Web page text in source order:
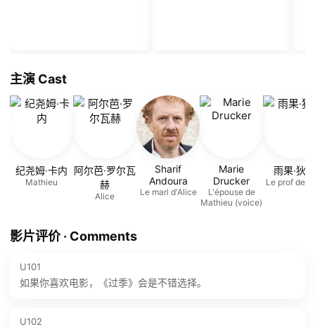
主演 Cast
纪尧姆·卡内
Mathieu
阿尔芭·罗尔瓦
赫
Alice
Sharif
Andoura
Le mari d'Alice
Marie
Drucker
L'épouse de
Mathieu (voice)
雨果·狄龙
Le prof de
影片评价 · Comments
U101
如果你喜欢电影，《过季》会是不错选择。
U102